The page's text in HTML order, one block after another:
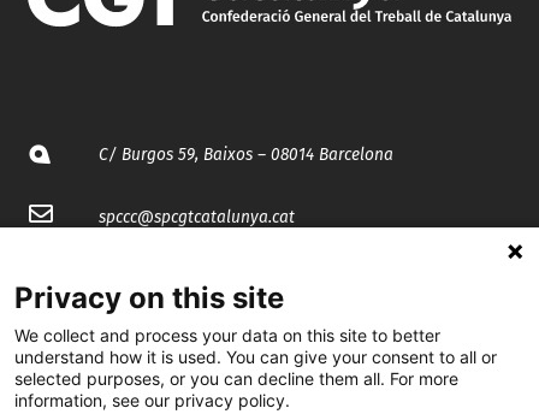
C/ Burgos 59, Baixos – 08014 Barcelona
spccc@spcgtcatalunya.cat
@CGTCatalunya
cgtcatalunya
Privacy on this site
We collect and process your data on this site to better
understand how it is used. You can give your consent to all or
selected purposes, or you can decline them all. For more
information, see our privacy policy.